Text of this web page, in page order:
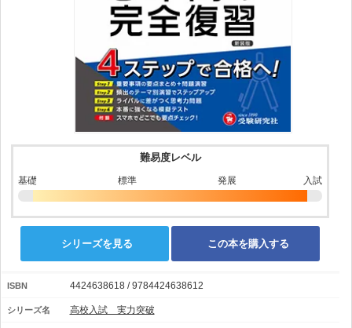
難易度レベル
基礎 標準 発展 入試
シリーズを見る この本を購入する
ISBN 4424638618 / 9784424638612
シリーズ名 高校入試 実力突破